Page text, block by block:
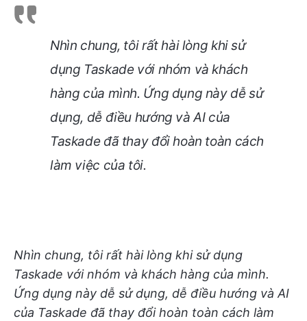
Nhìn chung, tôi rất hài lòng khi sử
dụng Taskade với nhóm và khách
hàng của mình. Ứng dụng này dễ sử
dụng, dễ điều hướng và AI của
Taskade đã thay đổi hoàn toàn cách
làm việc của tôi.
Nhìn chung, tôi rất hài lòng khi sử dụng
Taskade với nhóm và khách hàng của mình.
Ứng dụng này dễ sử dụng, dễ điều hướng và AI
của Taskade đã thay đổi hoàn toàn cách làm